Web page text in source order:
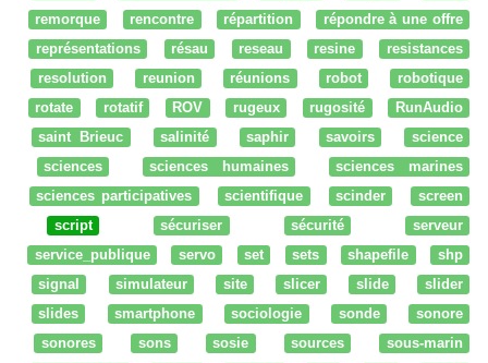
remorque
rencontre répartition
répondre à une offre
représentations
résau reseau resine
resistances
resolution
reunion réunions robot
robotique
rotate
rotatif ROV rugeux rugosité
RunAudio
saint Brieuc
salinité saphir savoirs
science
sciences
sciences humaines
sciences marines
sciences participatives
scientifique scinder
screen
script
sécuriser sécurité
serveur
service_publique
servo set sets shapefile
shp
signal
simulateur site slicer slide
slider
slides
smartphone sociologie sonde
sonore
sonores
sons sosie sources
sous-marin